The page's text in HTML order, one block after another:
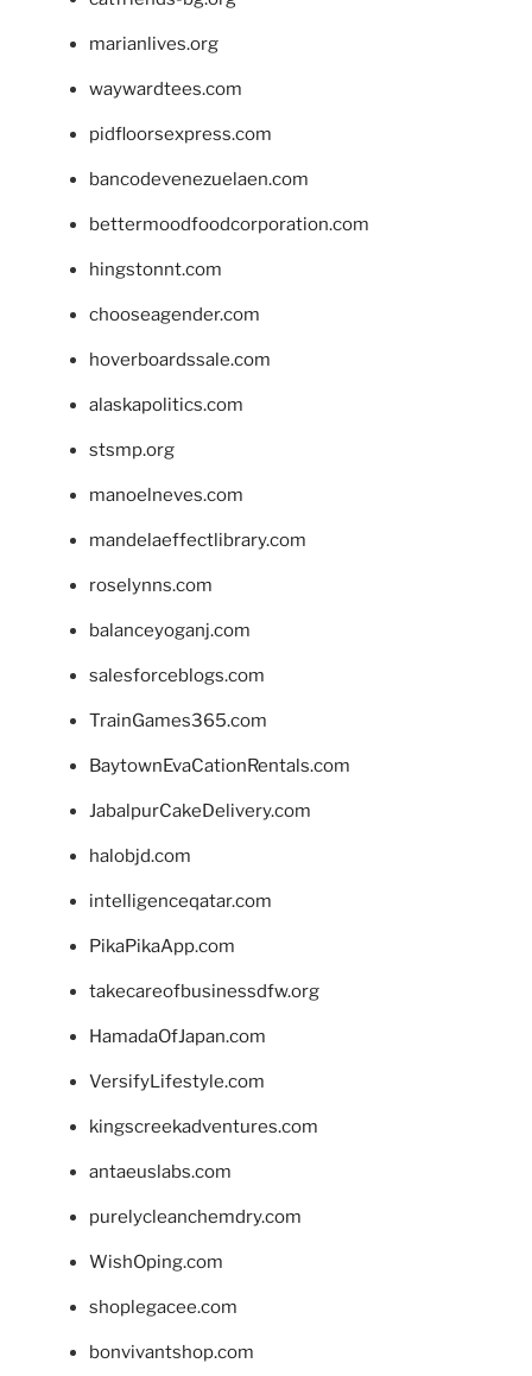
marianlives.org
waywardtees.com
pidfloorsexpress.com
bancodevenezuelaen.com
bettermoodfoodcorporation.com
hingstonnt.com
chooseagender.com
hoverboardssale.com
alaskapolitics.com
stsmp.org
manoelneves.com
mandelaeffectlibrary.com
roselynns.com
balanceyoganj.com
salesforceblogs.com
TrainGames365.com
BaytownEvaCationRentals.com
JabalpurCakeDelivery.com
halobjd.com
intelligenceqatar.com
PikaPikaApp.com
takecareofbusinessdfw.org
HamadaOfJapan.com
VersifyLifestyle.com
kingscreekadventures.com
antaeuslabs.com
purelycleanchemdry.com
WishOping.com
shoplegacee.com
bonvivantshop.com